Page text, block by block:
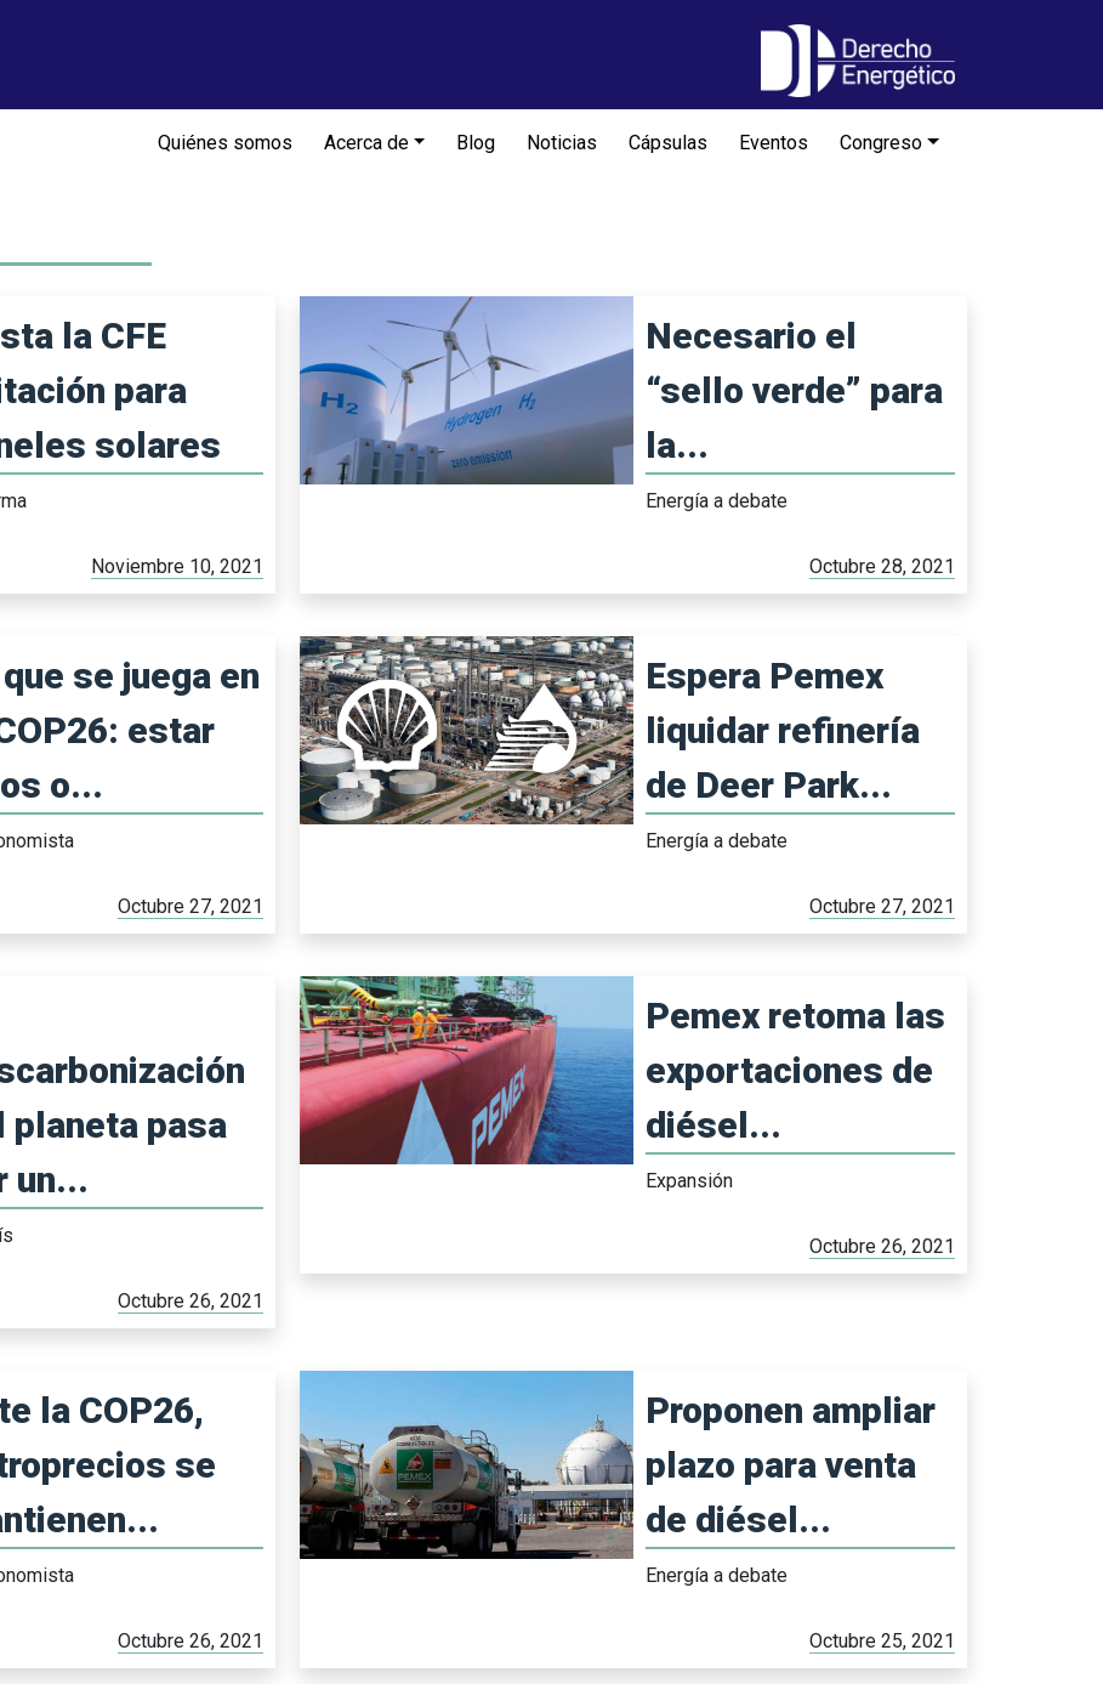
Quiénes somos Acerca de Blog Noticias Cápsulas Eventos Congreso
la CFE
para
solares
Noviembre 10, 2021
Necesario el
“sello verde” para
la...
Energía a debate
Octubre 28, 2021
se juega en
estar
o...
Octubre 27, 2021
Espera Pemex
liquidar refinería
de Deer Park...
Energía a debate
Octubre 27, 2021
planeta pasa
un...
Octubre 26, 2021
Pemex retoma las
exportaciones de
diésel...
Expansión
Octubre 26, 2021
la COP26,
se
Octubre 26, 2021
Proponen ampliar
plazo para venta
de diésel...
Energía a debate
Octubre 25, 2021